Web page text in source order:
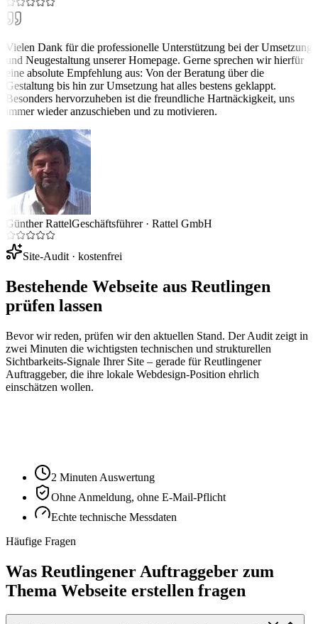
Vielen Dank für die professionelle Unterstützung bei der Umsetzung
und Neugestaltung unserer Homepage. Gerne sprechen wir hierfür
eine absolute Empfehlung aus: Von der Beratung über die
Gestaltung bis hin zur Umsetzung hat alles bestens geklappt.
Besonders hervorzuheben ist die freundliche Hartnäckigkeit, uns
immer wieder anzuschieben und zu motivieren.
Günther RattelGeschäftsführer· Rattel GmbH
Site-Audit · kostenfrei
Bestehende Webseite aus Reutlingen
prüfen lassen
Bevor wir reden, prüfen wir den aktuellen Stand. Der Audit zeigt in
zwei Minuten die wichtigsten technischen und strukturellen
Sichtbarkeits-Signale Ihrer Site – gerade für Reutlingener
Auftraggeber, die ihre lokale Webdesign-Position ehrlich
einschätzen wollen.
2 Minuten Auswertung
Ohne Anmeldung, ohne E-Mail-Pflicht
Echte technische Messdaten
Häufige Fragen
Was Reutlingener Auftraggeber zum
Thema Webseite erstellen fragen